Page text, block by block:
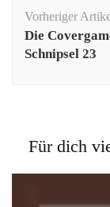
Vorheriger
Die
Schnipsel 23
Für dich